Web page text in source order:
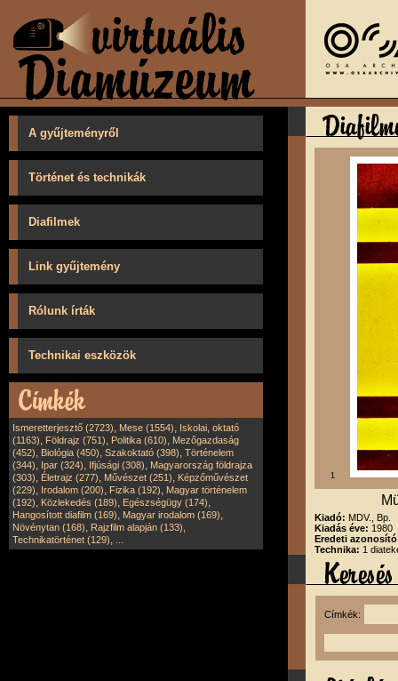
A gyűjteményről
Történet és technikák
Diafilmek
Link gyűjtemény
Rólunk írták
Technikai eszközök
Ismeretterjesztő (2723), Mese (1554), Iskolai, oktató
(1163), Földrajz (751), Politika (610), Mezőgazdaság
(452), Biológia (450), Szakoktató (398), Történelem
(344), Ipar (324), Ifjúsági (308), Magyarország földrajza
(303), Életrajz (277), Művészet (251), Képzőművészet
(229), Irodalom (200), Fizika (192), Magyar történelem
(192), Közlekedés (189), Egészségügy (174),
Hangosított diafilm (169), Magyar irodalom (169),
Növénytan (168), Rajzfilm alapján (133),
Technikatörténet (129),
1
Kiadó: MDV., Bp.
Kiadás éve: 1980
Eredeti
Technika: 1
Címkék: